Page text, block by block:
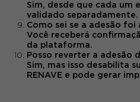
Sim, desde que cada um
validado separadamente.
Como sei se a adesão foi
Você receberá
da plataforma.
Posso reverter a adesão
Sim, mas isso desabilita
RENAVE e pode gerar